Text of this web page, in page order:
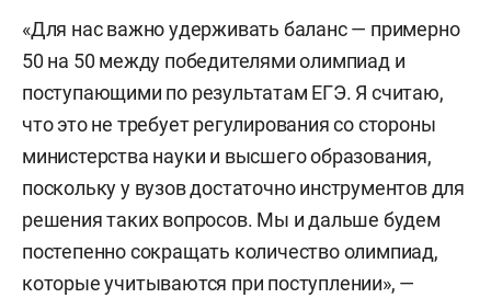
«Для нас важно удерживать баланс — примерно
50 на 50 между победителями олимпиад и
поступающими по результатам ЕГЭ. Я считаю,
что это не требует регулирования со стороны
министерства науки и высшего образования,
поскольку у вузов достаточно инструментов для
решения таких вопросов. Мы и дальше будем
постепенно сокращать количество олимпиад,
которые учитываются при поступлении», —